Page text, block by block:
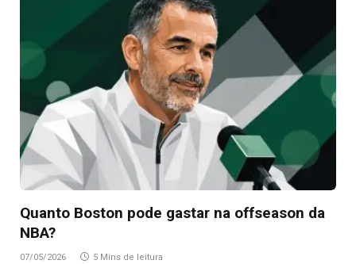
Quanto Boston pode gastar na offseason da
NBA?
07/05/2026 5 Mins de leitura